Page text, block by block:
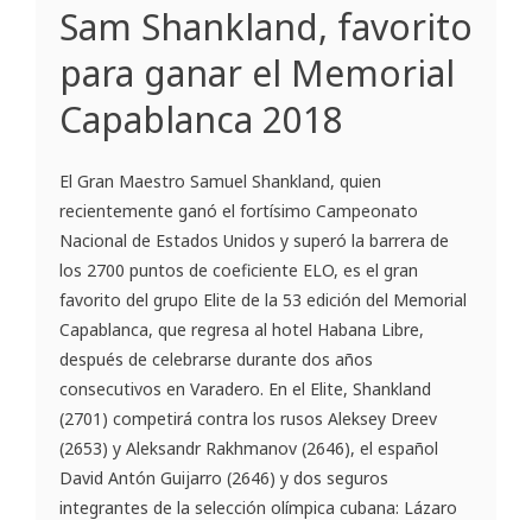
Sam Shankland, favorito
para ganar el Memorial
Capablanca 2018
El Gran Maestro Samuel Shankland, quien
recientemente ganó el fortísimo Campeonato
Nacional de Estados Unidos y superó la barrera de
los 2700 puntos de coeficiente ELO, es el gran
favorito del grupo Elite de la 53 edición del Memorial
Capablanca, que regresa al hotel Habana Libre,
después de celebrarse durante dos años
consecutivos en Varadero. En el Elite, Shankland
(2701) competirá contra los rusos Aleksey Dreev
(2653) y Aleksandr Rakhmanov (2646), el español
David Antón Guijarro (2646) y dos seguros
integrantes de la selección olímpica cubana: Lázaro